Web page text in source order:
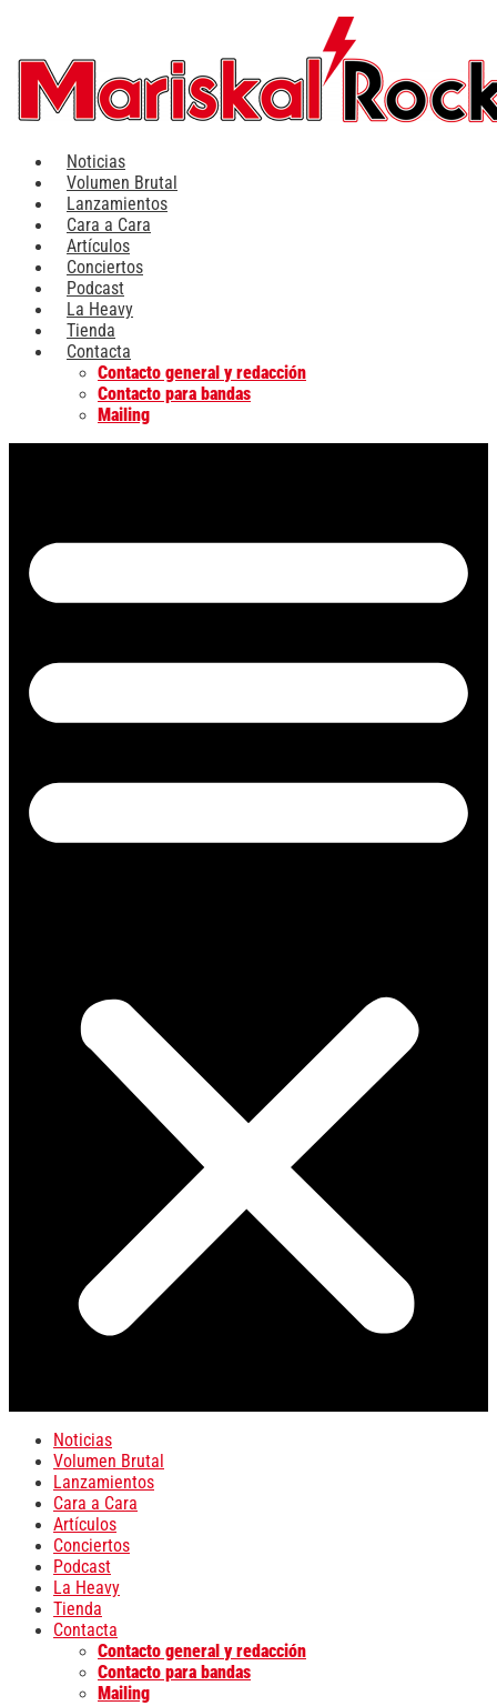
contenido
Noticias
Volumen Brutal
Lanzamientos
Cara a Cara
Artículos
Conciertos
Podcast
La Heavy
Tienda
Contacta
Contacto general y redacción
Contacto para bandas
Mailing
Noticias
Volumen Brutal
Lanzamientos
Cara a Cara
Artículos
Conciertos
Podcast
La Heavy
Tienda
Contacta
Contacto general y redacción
Contacto para bandas
Mailing